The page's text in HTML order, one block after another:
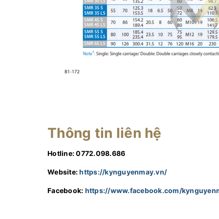
Thông tin liên hệ
Hotline: 0772.098.686
Website:https://kynguyenmay.vn/
Facebook: https://www.facebook.com/